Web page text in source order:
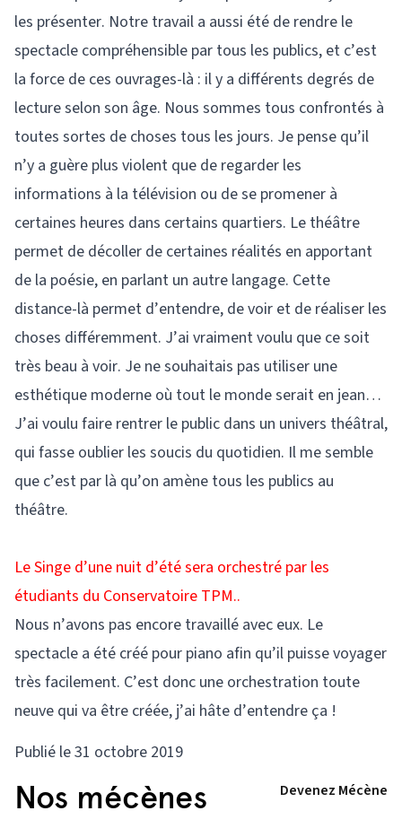
les présenter. Notre travail a aussi été de rendre le
spectacle compréhensible par tous les publics, et c’est
la force de ces ouvrages-là : il y a différents degrés de
lecture selon son âge. Nous sommes tous confrontés à
toutes sortes de choses tous les jours. Je pense qu’il
n’y a guère plus violent que de regarder les
informations à la télévision ou de se promener à
certaines heures dans certains quartiers. Le théâtre
permet de décoller de certaines réalités en apportant
de la poésie, en parlant un autre langage. Cette
distance-là permet d’entendre, de voir et de réaliser les
choses différemment. J’ai vraiment voulu que ce soit
très beau à voir. Je ne souhaitais pas utiliser une
esthétique moderne où tout le monde serait en jean…
J’ai voulu faire rentrer le public dans un univers théâtral,
qui fasse oublier les soucis du quotidien. Il me semble
que c’est par là qu’on amène tous les publics au
théâtre.
Le Singe d’une nuit d’été sera orchestré par les
étudiants du Conservatoire TPM..
Nous n’avons pas encore travaillé avec eux. Le
spectacle a été créé pour piano afin qu’il puisse voyager
très facilement. C’est donc une orchestration toute
neuve qui va être créée, j’ai hâte d’entendre ça !
Publié le 31 octobre 2019
Nos mécènes Devenez Mécène